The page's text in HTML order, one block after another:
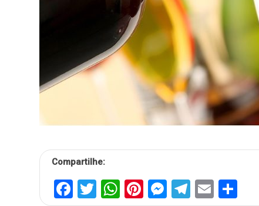
Compartilhe:
Facebook
Twitter
WhatsApp
Pinterest
Messenger
Telegram
Email